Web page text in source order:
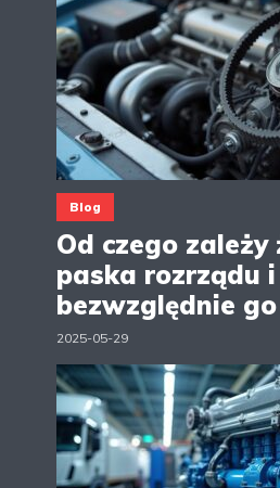
Blog
Od czego
paska rozrządu
bezwzględnie
2025-05-29